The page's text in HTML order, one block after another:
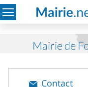
Mairie de
Contact